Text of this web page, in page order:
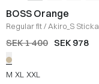
BOSS Orange
Regular fit/ Akiro_S Sticka
SEK 1 400 SEK 978
M XL XXL